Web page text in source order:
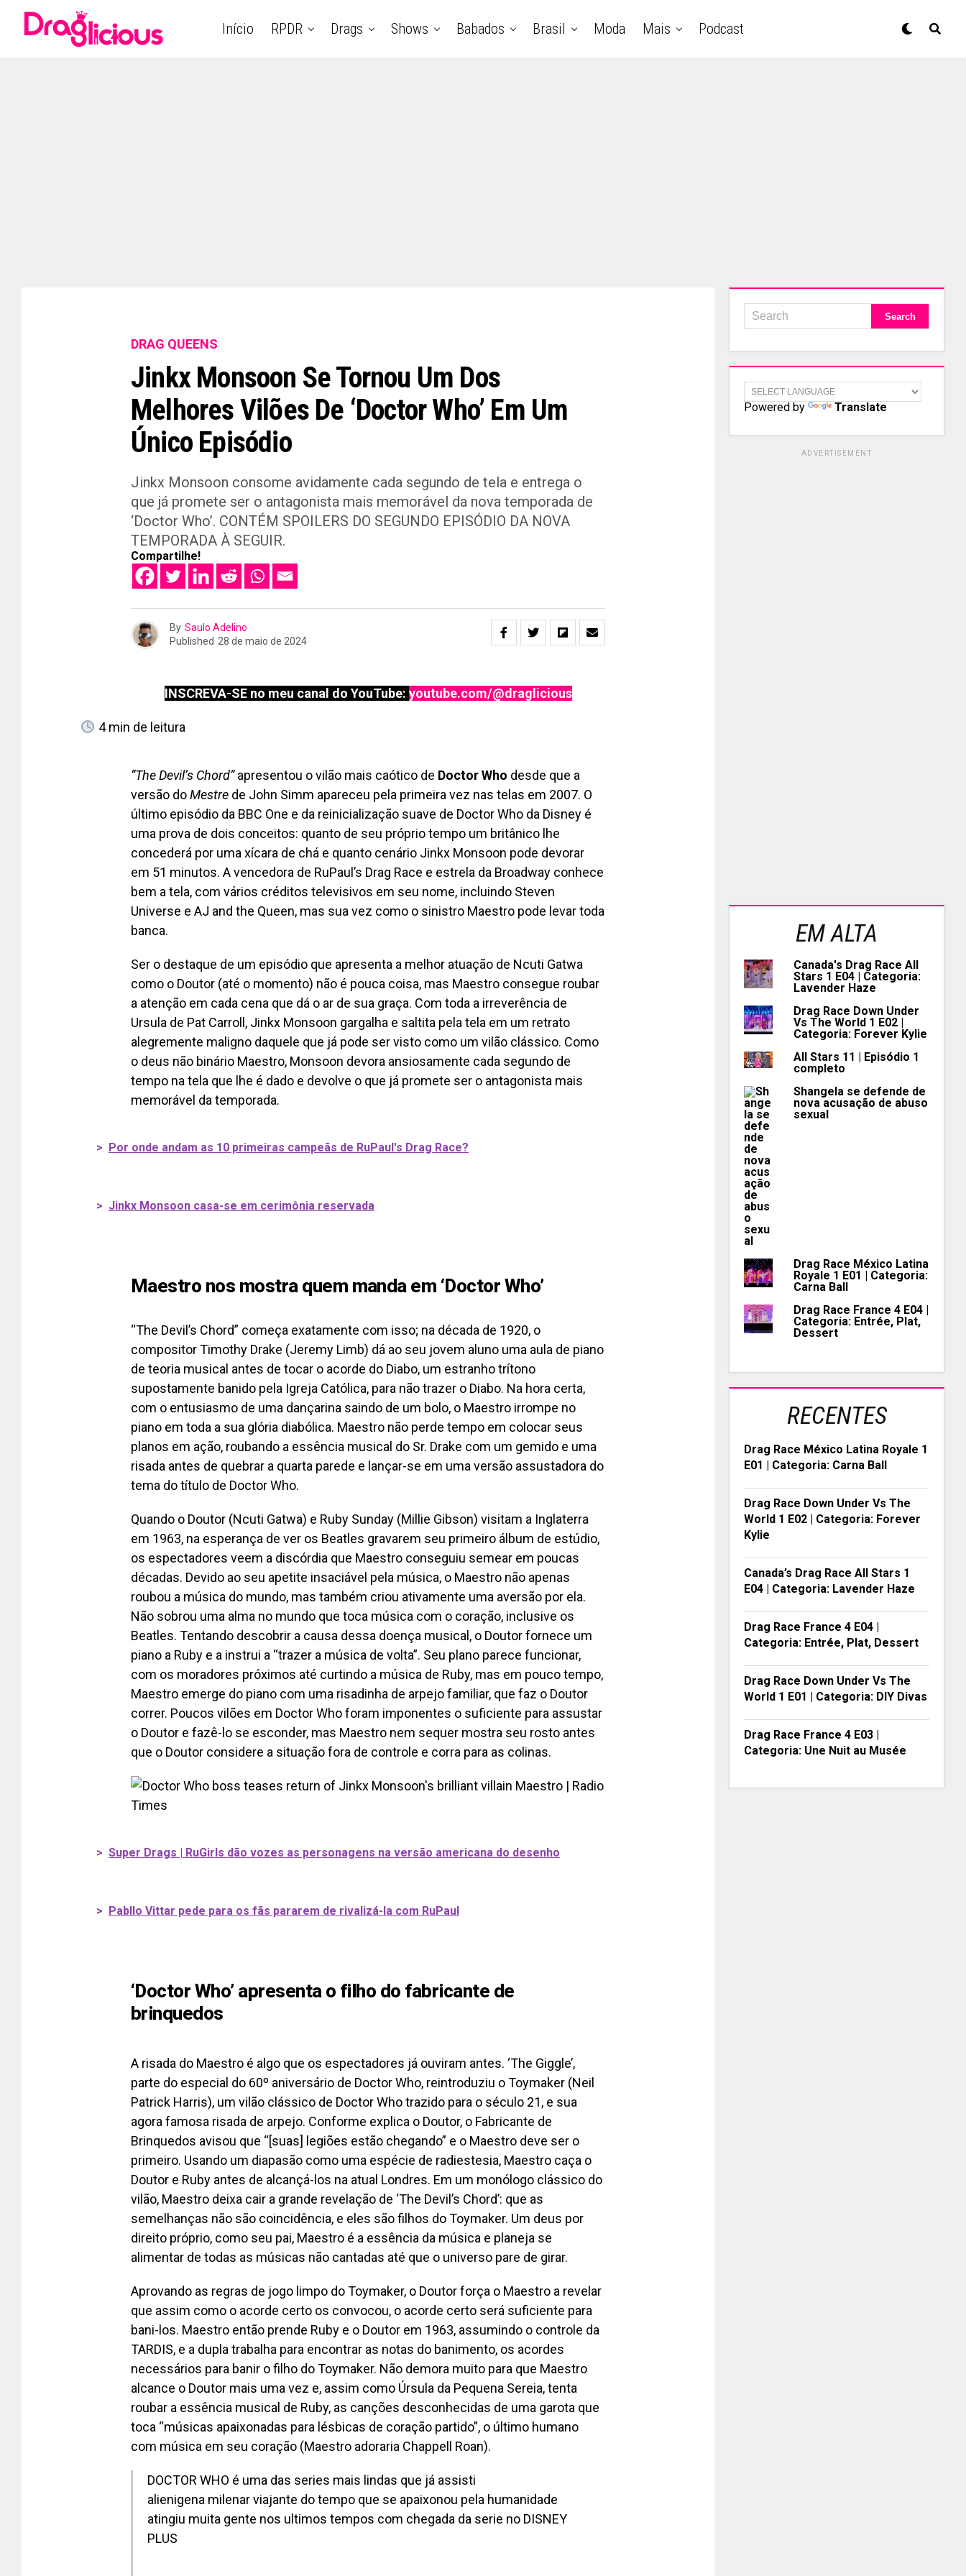
Início RPDR Drags Shows Babados Brasil Moda Mais Podcast
DRAG QUEENS
Jinkx Monsoon Se Tornou Um Dos
Melhores Vilões De ‘Doctor Who’ Em Um
Único Episódio
Jinkx Monsoon consome avidamente cada segundo de tela e entrega o
que já promete ser o antagonista mais memorável da nova temporada de
‘Doctor Who’. CONTÉM SPOILERS DO SEGUNDO EPISÓDIO DA NOVA
TEMPORADA À SEGUIR.
Compartilhe!
By Saulo Adelino
Published 28 de maio de 2024
INSCREVA-SE no meu canal do YouTube: youtube.com/@draglicious
4 min de leitura
“The Devil’s Chord”apresentou o vilão mais caótico de Doctor Who desde que a
versão doMestre de John Simm apareceu pela primeira vez nas telas em 2007. O
último episódio da BBC One e da reinicialização suave de Doctor Who da Disney é
uma prova de dois conceitos: quanto de seu próprio tempo um britânico lhe
concederá por uma xícara de chá e quanto cenário Jinkx Monsoon pode devorar
em 51 minutos. A vencedora de RuPaul’s Drag Race e estrela da Broadway conhece
bem a tela, com vários créditos televisivos em seu nome, incluindo Steven
Universe e AJ and the Queen, mas sua vez como o sinistro Maestro pode levar toda
banca.
Ser o destaque de um episódio que apresenta a melhor atuação de Ncuti Gatwa
como o Doutor (até o momento) não é pouca coisa, mas Maestro consegue roubar
a atenção em cada cena que dá o ar de sua graça. Com toda a irreverência de
Ursula de Pat Carroll, Jinkx Monsoon gargalha e saltita pela tela em um retrato
alegremente maligno daquele que já pode ser visto como um vilão clássico. Como
o deus não binário Maestro, Monsoon devora ansiosamente cada segundo de
tempo na tela que lhe é dado e devolve o que já promete ser o antagonista mais
memorável da temporada.
> Por onde andam as 10 primeiras campeãs de RuPaul's Drag Race?
> Jinkx Monsoon casa-se em cerimônia reservada
Maestro nos mostra quem manda em ‘Doctor Who’
“The Devil’s Chord” começa exatamente com isso; na década de 1920, o
compositor Timothy Drake (Jeremy Limb) dá ao seu jovem aluno uma aula de piano
de teoria musical antes de tocar o acorde do Diabo, um estranho trítono
supostamente banido pela Igreja Católica, para não trazer o Diabo. Na hora certa,
com o entusiasmo de uma dançarina saindo de um bolo, o Maestro irrompe no
piano em toda a sua glória diabólica. Maestro não perde tempo em colocar seus
planos em ação, roubando a essência musical do Sr. Drake com um gemido e uma
risada antes de quebrar a quarta parede e lançar-se em uma versão assustadora do
tema do título de Doctor Who.
Quando o Doutor (Ncuti Gatwa) e Ruby Sunday (Millie Gibson) visitam a Inglaterra
em 1963, na esperança de ver os Beatles gravarem seu primeiro álbum de estúdio,
os espectadores veem a discórdia que Maestro conseguiu semear em poucas
décadas. Devido ao seu apetite insaciável pela música, o Maestro não apenas
roubou a música do mundo, mas também criou ativamente uma aversão por ela.
Não sobrou uma alma no mundo que toca música com o coração, inclusive os
Beatles. Tentando descobrir a causa dessa doença musical, o Doutor fornece um
piano a Ruby e a instrui a “trazer a música de volta”. Seu plano parece funcionar,
com os moradores próximos até curtindo a música de Ruby, mas em pouco tempo,
Maestro emerge do piano com uma risadinha de arpejo familiar, que faz o Doutor
correr. Poucos vilões em Doctor Who foram imponentes o suficiente para assustar
o Doutor e fazê-lo se esconder, mas Maestro nem sequer mostra seu rosto antes
que o Doutor considere a situação fora de controle e corra para as colinas.
> Super Drags | RuGirls dão vozes as personagens na versão americana do desenho
> Pabllo Vittar pede para os fãs pararem de rivalizá-la com RuPaul
‘Doctor Who’ apresenta o filho do fabricante de
brinquedos
A risada do Maestro é algo que os espectadores já ouviram antes. ‘The Giggle’,
parte do especial do 60º aniversário de Doctor Who, reintroduziu o Toymaker (Neil
Patrick Harris), um vilão clássico de Doctor Who trazido para o século 21, e sua
agora famosa risada de arpejo. Conforme explica o Doutor, o Fabricante de
Brinquedos avisou que “[suas] legiões estão chegando” e o Maestro deve ser o
primeiro. Usando um diapasão como uma espécie de radiestesia, Maestro caça o
Doutor e Ruby antes de alcançá-los na atual Londres. Em um monólogo clássico do
vilão, Maestro deixa cair a grande revelação de ‘The Devil’s Chord’: que as
semelhanças não são coincidência, e eles são filhos do Toymaker. Um deus por
direito próprio, como seu pai, Maestro é a essência da música e planeja se
alimentar de todas as músicas não cantadas até que o universo pare de girar.
Aprovando as regras de jogo limpo do Toymaker, o Doutor força o Maestro a revelar
que assim como o acorde certo os convocou, o acorde certo será suficiente para
bani-los. Maestro então prende Ruby e o Doutor em 1963, assumindo o controle da
TARDIS, e a dupla trabalha para encontrar as notas do banimento, os acordes
necessários para banir o filho do Toymaker. Não demora muito para que Maestro
alcance o Doutor mais uma vez e, assim como Úrsula da Pequena Sereia, tenta
roubar a essência musical de Ruby, as canções desconhecidas de uma garota que
toca “músicas apaixonadas para lésbicas de coração partido”, o último humano
com música em seu coração (Maestro adoraria Chappell Roan).
DOCTOR WHO é uma das series mais lindas que já assisti
alienigena milenar viajante do tempo que se apaixonou pela humanidade
atingiu muita gente nos ultimos tempos com chegada da serie no DISNEY
PLUS
Powered by Translate
ADVERTISEMENT
EM ALTA
Canada's Drag Race All
Stars 1 E04 | Categoria:
Lavender Haze
Drag Race Down Under
Vs The World 1 E02 |
Categoria: Forever Kylie
All Stars 11 | Episódio 1
completo
Shangela se defende de
nova acusação de abuso
sexual
Drag Race México Latina
Royale 1 E01 | Categoria:
Carna Ball
Drag Race France 4 E04 |
Categoria: Entrée, Plat,
Dessert
RECENTES
Drag Race México Latina Royale 1
E01 | Categoria: Carna Ball
Drag Race Down Under Vs The
World 1 E02 | Categoria: Forever
Kylie
Canada’s Drag Race All Stars 1
E04 | Categoria: Lavender Haze
Drag Race France 4 E04 |
Categoria: Entrée, Plat, Dessert
Drag Race Down Under Vs The
World 1 E01 | Categoria: DIY Divas
Drag Race France 4 E03 |
Categoria: Une Nuit au Musée